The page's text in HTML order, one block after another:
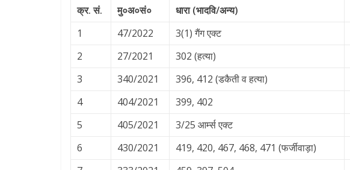
क्र. सं. मु०अ०सं० धारा (भादवि/अन्य)
1
47/2022 3(1) गैंग एक्ट
2
27/2021 302 (हत्या)
3
340/2021 396, 412 (डकैती व हत्या)
4
404/2021 399, 402
5
405/2021 3/25 आर्म्स एक्ट
6
430/2021 419, 420, 467, 468, 471 (फर्जीवाड़ा)